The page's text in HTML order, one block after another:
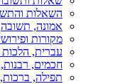
השאלות
אמונה,
מקורות
עברית,
חכמים,
תפילה,